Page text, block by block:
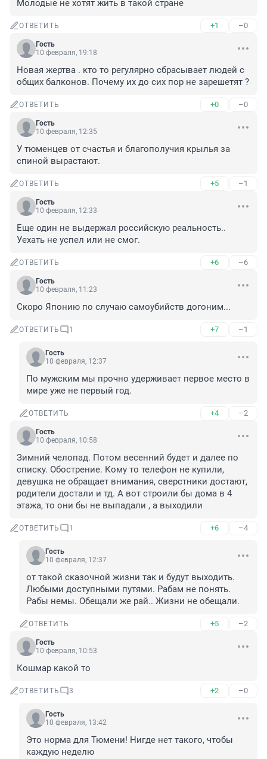
Молодые не хотят жить в такой стране
ОТВЕТИТЬ +1 –0
Гость
10 февраля, 19:18
Новая жертва . кто то регулярно сбрасывает людей с
общих балконов. Почему их до сих пор не зарешетят ?
ОТВЕТИТЬ +0 –0
Гость
10 февраля, 12:35
У тюменцев от счастья и благополучия крылья за
спиной вырастают.
ОТВЕТИТЬ +5 –1
Гость
10 февраля, 12:33
Еще один не выдержал российскую реальность..
Уехать не успел или не смог.
ОТВЕТИТЬ +6 –6
Гость
10 февраля, 11:23
Скоро Японию по случаю самоубийств догоним...
ОТВЕТИТЬ 1 +7 –1
Гость
10 февраля, 12:37
По мужским мы прочно удерживает первое место в
мире уже не первый год.
ОТВЕТИТЬ +4 –2
Гость
10 февраля, 10:58
Зимний челопад. Потом весенний будет и далее по
списку. Обострение. Кому то телефон не купили,
девушка не обращает внимания, сверстники достают,
родители достали и тд. А вот строили бы дома в 4
этажа, то они бы не выпадали , а выходили
ОТВЕТИТЬ 1 +6 –4
Гость
10 февраля, 12:37
от такой сказочной жизни так и будут выходить.
Любыми доступными путями. Рабам не понять.
Рабы немы. Обещали же рай.. Жизни не обещали.
ОТВЕТИТЬ +5 –2
Гость
10 февраля, 10:53
Кошмар какой то
ОТВЕТИТЬ 3 +2 –0
Гость
10 февраля, 13:42
Это норма для Тюмени! Нигде нет такого, чтобы
каждую неделю